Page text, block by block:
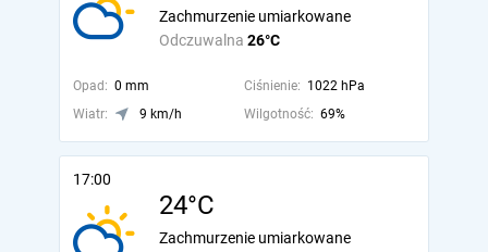
Odczuwalna 26°C
Zachmurzenie umiarkowane
Opad: 0 mm Ciśnienie: 1022 hPa
Wiatr:
9 km/h Wilgotność: 69%
17:00
24°C
Zachmurzenie umiarkowane